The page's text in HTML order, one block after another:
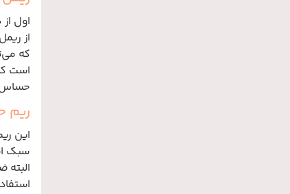
اول
از
که
است
حساس
ریم
این
سبک